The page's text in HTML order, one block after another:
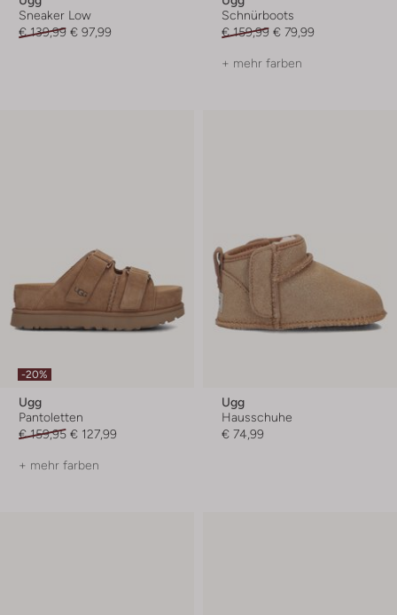
Sneaker Low
€ 139,99 € 97,99
Schnürboots
€ 159,99 € 79,99
+ mehr farben
-20%
Ugg
Pantoletten
€ 159,95 € 127,99
+ mehr farben
Ugg
Hausschuhe
€ 74,99